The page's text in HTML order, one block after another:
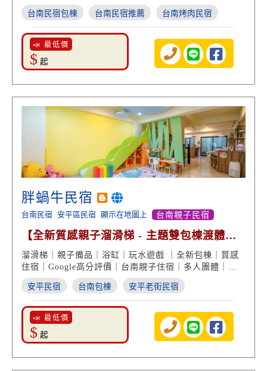
薦
台南民宿包棟 台南民宿推薦 台南烤肉民宿
📣 最低價
$ 起
胖蝸牛民宿
台南民宿 安平區民宿 顯示在地圖上 台南親子民宿
【全新質感親子溜滑梯 - 主題雙包棟渡體
驗】
溜滑梯｜親子備品｜浴缸｜玩水遊戲 ｜全新包棟｜質感
住宿｜Google高分評價｜台南親子住宿｜多人團體｜安
平旅遊
安平民宿 台南包棟 安平老街民宿
📣 最低價
$ 起